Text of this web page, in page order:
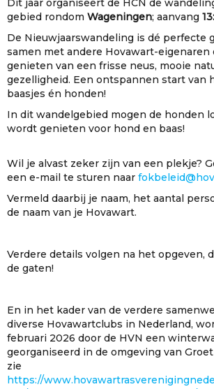
Dit jaar organiseert de HCN de
gebied rondom Wageningen; aanvang
De Nieuwjaarswandeling is dé perfecte
samen met andere Hovawart-
genieten van een frisse neus, mooie
gezelligheid. Een ontspannen start van
baasjes én honden!
In dit wandelgebied mogen de honden
wordt genieten voor hond en baas!
Wil je alvast zeker zijn van een plekje?
een e-mail te sturen naar
Vermeld daarbij je naam, het aantal
de naam van je Hovawart.
Verdere details volgen na het opgeven,
de gaten!
En in het kader van de verdere
diverse Hovawartclubs in Nederland,
februari 2026 door de HVN een
georganiseerd in de omgeving van
zie
https://